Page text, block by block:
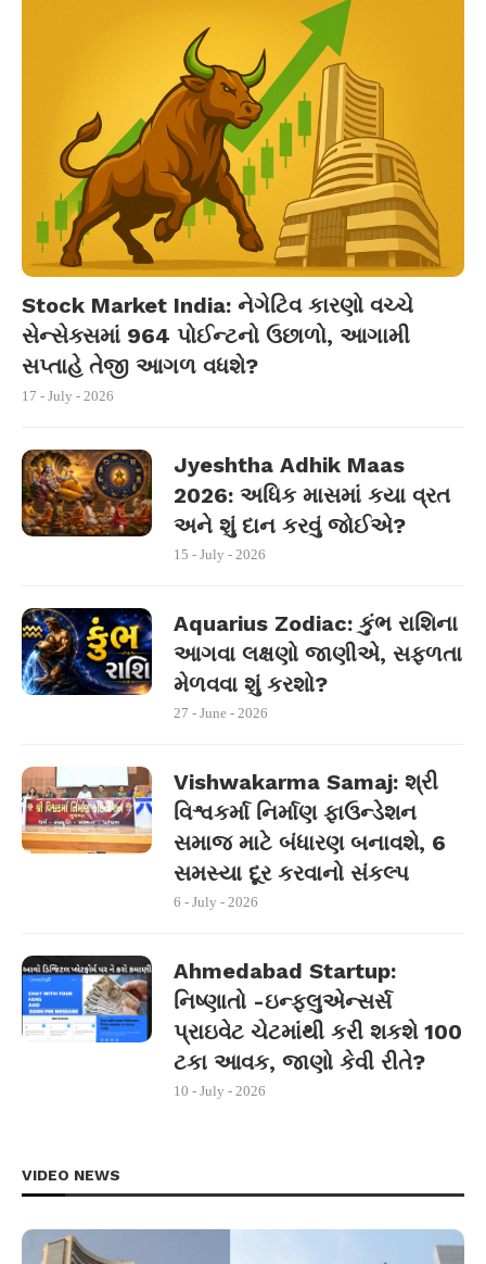
Stock Market India: નેગેટિવ કારણો વચ્ચે
સેન્સેક્સમાં 964 પોઈન્ટનો ઉછાળો, આગામી
સપ્તાહે તેજી આગળ વધશે?
17 - July - 2026
Jyeshtha Adhik Maas
2026: અધિક માસમાં કયા વ્રત
અને શું દાન કરવું જોઈએ?
15 - July - 2026
Aquarius Zodiac: કુંભ રાશિના
આગવા લક્ષણો જાણીએ, સફળતા
મેળવવા શું કરશો?
27 - June - 2026
Vishwakarma Samaj: શ્રી
વિશ્વકર્મા નિર્માણ ફાઉન્ડેશન
સમાજ માટે બંધારણ બનાવશે, 6
સમસ્યા દૂર કરવાનો સંકલ્પ
6 - July - 2026
Ahmedabad Startup:
નિષ્ણાતો -ઇન્ફ્લુએન્સર્સ
પ્રાઇવેટ ચેટમાંથી કરી શકશે 100
ટકા આવક, જાણો કેવી રીતે?
10 - July - 2026
VIDEO NEWS